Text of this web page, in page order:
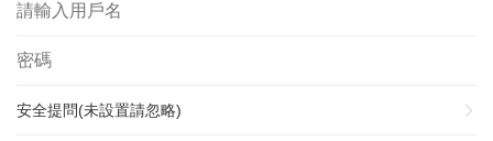
安全提問(未設置請忽略)